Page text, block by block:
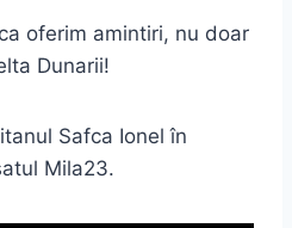
oferim amintiri, nu doar
Dunarii!
Safca Ionel în
Mila23.